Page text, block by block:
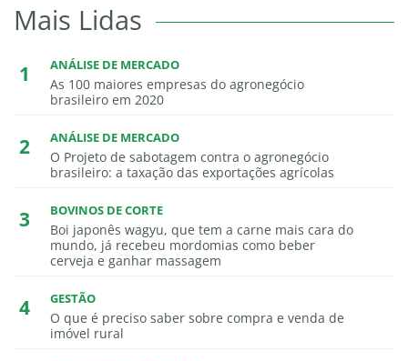
Mais Lidas
ANÁLISE DE MERCADO
As 100 maiores empresas do agronegócio
brasileiro em 2020
ANÁLISE DE MERCADO
O Projeto de sabotagem contra o agronegócio
brasileiro: a taxação das exportações agrícolas
BOVINOS DE CORTE
Boi japonês wagyu, que tem a carne mais cara do
mundo, já recebeu mordomias como beber
cerveja e ganhar massagem
GESTÃO
O que é preciso saber sobre compra e venda de
imóvel rural